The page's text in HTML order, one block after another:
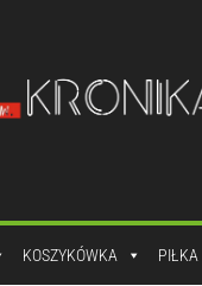
KOSZYKÓWKA PIŁKA